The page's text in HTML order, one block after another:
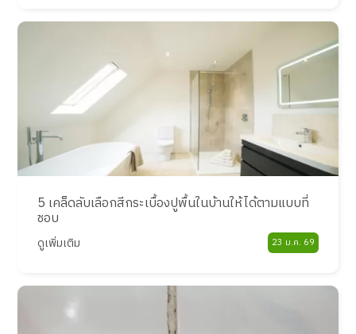
5 เคล็ดลับเลือกสีกระเบื้องปูพื้นในบ้านให้ได้ตามแบบที่
ชอบ
ดูเพิ่มเติม 23 ม.ค. 69